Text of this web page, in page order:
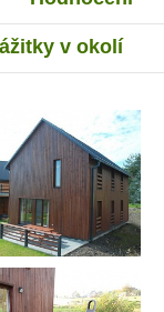
v okolí